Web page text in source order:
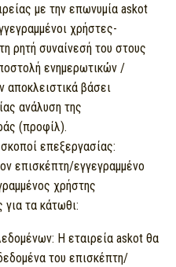
με την επωνυμία askot
χρήστες-
ρητή συναίνεσή του στους
ενημερωτικών /
αποκλειστικά βάσει
ανάλυση της
(προφίλ).
επεξεργασίας:
επισκέπτη/εγγεγραμμένο
χρήστης
για τα κάτωθι:
Η εταιρεία askot θα
του επισκέπτη/